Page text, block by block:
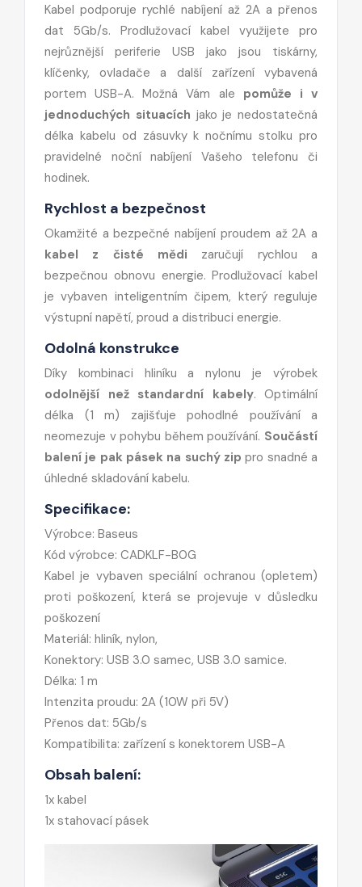
Kabel podporuje rychlé nabíjení až 2A a přenos
dat 5Gb/s. Prodlužovací kabel využijete pro
nejrůznější periferie USB jako jsou tiskárny,
klíčenky, ovladače a další zařízení vybavená
portem USB-A. Možná Vám ale pomůže i v
jednoduchých situacích jako je nedostatečná
délka kabelu od zásuvky k nočnímu stolku pro
pravidelné noční nabíjení Vašeho telefonu či
hodinek.
Rychlost a bezpečnost
Okamžité a bezpečné nabíjení proudem až 2A a
kabel z čisté mědi zaručují rychlou a
bezpečnou obnovu energie. Prodlužovací kabel
je vybaven inteligentním čipem, který reguluje
výstupní napětí, proud a distribuci energie.
Odolná konstrukce
Díky kombinaci hliníku a nylonu je výrobek
odolnější než standardní kabely. Optimální
délka (1 m) zajišťuje pohodlné používání a
neomezuje v pohybu během používání. Součástí
balení je pak pásek na suchý zip pro snadné a
úhledné skladování kabelu.
Specifikace:
Výrobce: Baseus
Kód výrobce: CADKLF-B0G
Kabel je vybaven speciální ochranou (opletem)
proti poškození, která se projevuje v důsledku
poškození
Materiál: hliník, nylon,
Konektory: USB 3.0 samec, USB 3.0 samice.
Délka: 1 m
Intenzita proudu: 2A (10W při 5V)
Přenos dat: 5Gb/s
Kompatibilita: zařízení s konektorem USB-A
Obsah balení:
1x kabel
1x stahovací pásek